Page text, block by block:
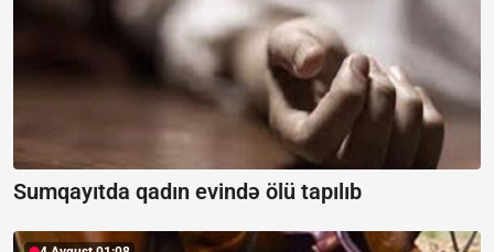
Sumqayıtda qadın evində ölü tapılıb